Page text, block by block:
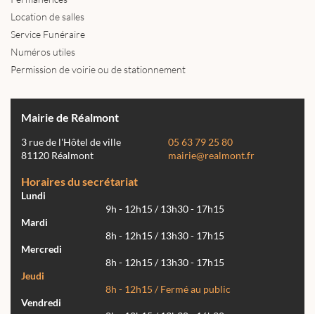
Location de salles
Service Funéraire
Numéros utiles
Permission de voirie ou de stationnement
Mairie de Réalmont
3 rue de l'Hôtel de ville
81120 Réalmont
05 63 79 25 80
mairie@realmont.fr
Horaires du secrétariat
Lundi
9h - 12h15 / 13h30 - 17h15
Mardi
8h - 12h15 / 13h30 - 17h15
Mercredi
8h - 12h15 / 13h30 - 17h15
Jeudi
8h - 12h15 / Fermé au public
Vendredi